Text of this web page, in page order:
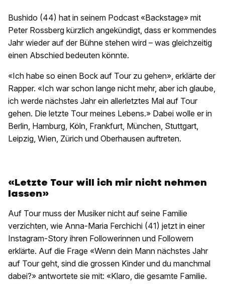
Bushido (44) hat in seinem Podcast «Backstage» mit
Peter Rossberg kürzlich angekündigt, dass er kommendes
Jahr wieder auf der Bühne stehen wird – was gleichzeitig
einen Abschied bedeuten könnte.
«Ich habe so einen Bock auf Tour zu gehen», erklärte der
Rapper. «Ich war schon lange nicht mehr, aber ich glaube,
ich werde nächstes Jahr ein allerletztes Mal auf Tour
gehen. Die letzte Tour meines Lebens.» Dabei wolle er in
Berlin, Hamburg, Köln, Frankfurt, München, Stuttgart,
Leipzig, Wien, Zürich und Oberhausen auftreten.
«Letzte Tour will ich mir nicht nehmen
lassen»
Auf Tour muss der Musiker nicht auf seine Familie
verzichten, wie Anna-Maria Ferchichi (41) jetzt in einer
Instagram-Story ihren Followerinnen und Followern
erklärte. Auf die Frage «Wenn dein Mann nächstes Jahr
auf Tour geht, sind die grossen Kinder und du manchmal
dabei?» antwortete sie mit: «Klaro, die gesamte Familie.